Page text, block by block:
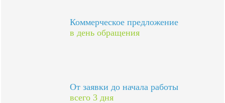
Коммерческое предложение
в день обращения
От заявки до начала работы
всего 3 дня